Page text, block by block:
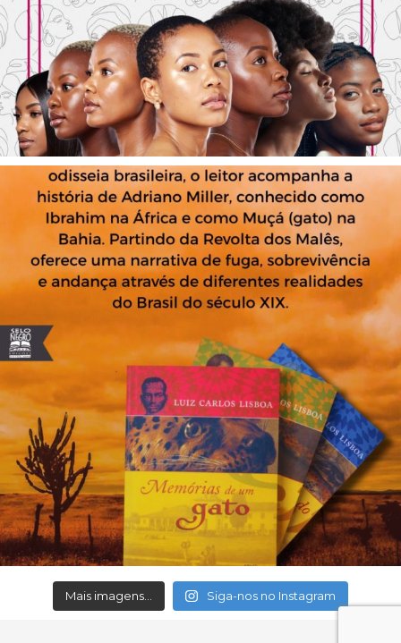
Mais imagens... Siga-nos no Instagram